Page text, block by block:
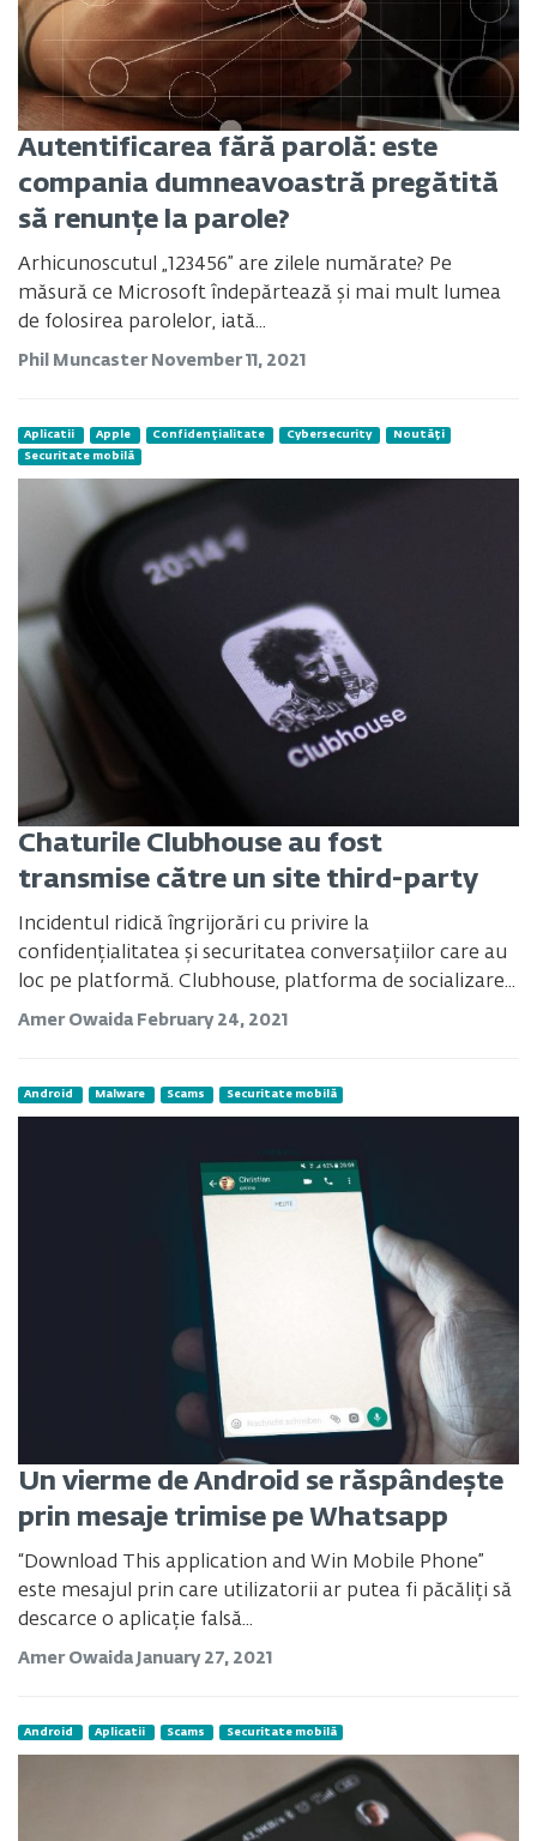
Autentificarea fără parolă: este
compania dumneavoastră pregătită
să renunțe la parole?
Arhicunoscutul „123456” are zilele numărate? Pe
măsură ce Microsoft îndepărtează și mai mult lumea
de folosirea parolelor, iată...
Phil Muncaster November 11, 2021
Aplicatii Apple Confidențialitate Cybersecurity
Noutăți
Securitate mobilă
Chaturile Clubhouse au fost
transmise către un site third-party
Incidentul ridică îngrijorări cu privire la
confidențialitatea și securitatea conversațiilor care au
loc pe platformă. Clubhouse, platforma de socializare...
Amer Owaida February 24, 2021
Android Malware Scams Securitate mobilă
Un vierme de Android se răspândește
prin mesaje trimise pe Whatsapp
“Download This application and Win Mobile Phone”
este mesajul prin care utilizatorii ar putea fi păcăliți să
descarce o aplicație falsă...
Amer Owaida January 27, 2021
Android Aplicatii Scams Securitate mobilă